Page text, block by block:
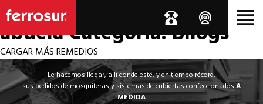
Los por si acaso de la
abuelaCategoría: Bllogs
CARGAR MÁS REMEDIOS
Le hacemos llegar, allí donde esté, y en tiempo récord,
sus pedidos de mosquiteras y sistemas de cubiertas confeccionadosA
MEDIDA